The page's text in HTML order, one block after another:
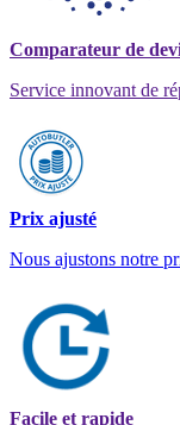
Comparateur de
Service innovant de
Prix ajusté
Nous ajustons notre
Facile et rapide